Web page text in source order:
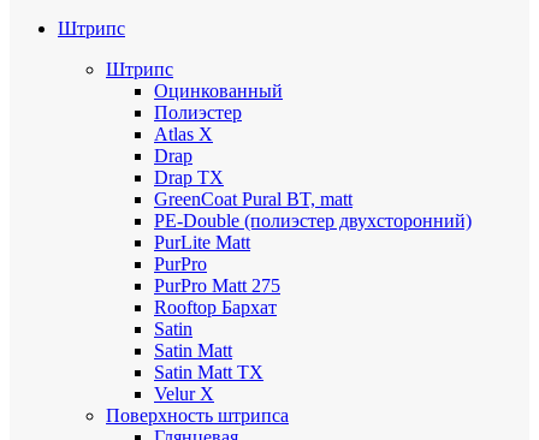
Штрипс
Штрипс
Оцинкованный
Полиэстер
Atlas X
Drap
Drap TX
GreenCoat Pural BT, matt
PE-Double (полиэстер двухсторонний)
PurLite Мatt
PurPro
PurPro Matt 275
Rooftop Бархат
Satin
Satin Мatt
Satin Matt TX
Velur X
Поверхность штрипса